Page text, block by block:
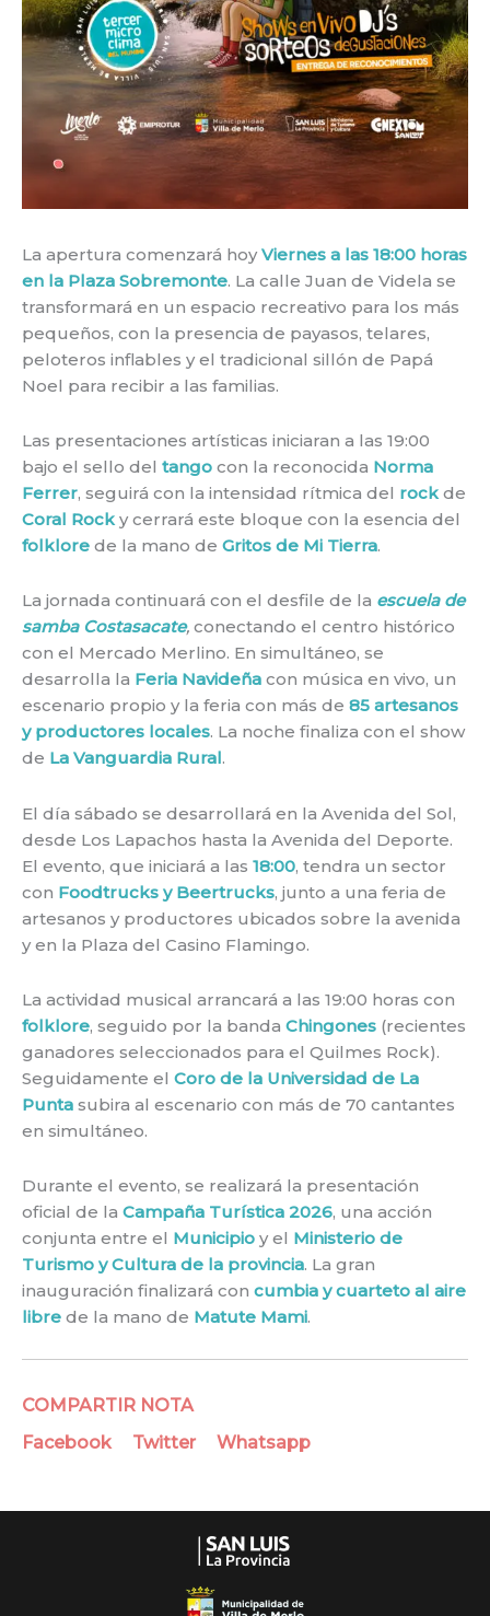
La apertura comenzará hoy Viernes a las 18:00 horas
en la Plaza Sobremonte. La calle Juan de Videla se
transformará en un espacio recreativo para los más
pequeños, con la presencia de payasos, telares,
peloteros inflables y el tradicional sillón de Papá
Noel para recibir a las familias.
Las presentaciones artísticas iniciaran a las 19:00
bajo el sello del tango con la reconocida Norma
Ferrer, seguirá con la intensidad rítmica del rockde
Coral Rocky cerrará este bloque con la esencia del
folklore de la mano de Gritos de Mi Tierra.
La jornada continuará con el desfile de la escuela de
samba Costasacate, conectando el centro histórico
con el Mercado Merlino. En simultáneo, se
desarrolla la Feria Navideña con música en vivo, un
escenario propio y la feria con más de 85 artesanos
y productores locales. La noche finaliza con el show
de La Vanguardia Rural.
El día sábado se desarrollará en la Avenida del Sol,
desde Los Lapachos hasta la Avenida del Deporte.
El evento, que iniciará a las 18:00, tendra un sector
con Foodtrucks y Beertrucks, junto a una feria de
artesanos y productores ubicados sobre la avenida
y en la Plaza del Casino Flamingo.
La actividad musical arrancará a las 19:00 horas con
folklore, seguido por la banda Chingones (recientes
ganadores seleccionados para el Quilmes Rock).
Seguidamente el Coro de la Universidad de La
Punta subira al escenario con más de 70 cantantes
en simultáneo.
Durante el evento, se realizará la presentación
oficial de la Campaña Turística 2026, una acción
conjunta entre el Municipio y el Ministerio de
Turismo y Cultura de la provincia. La gran
inauguración finalizará con cumbia y cuarteto al aire
libre de la mano de Matute Mami.
COMPARTIR NOTA
Facebook
Twitter Whatsapp